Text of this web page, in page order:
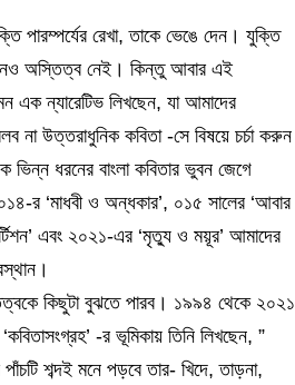
পারম্পর্যের রেখা, তাকে ভেঙে দেন। যুক্তি
অস্তিত্ব নেই। কিন্তু আবার এই
এক ন্যারেটিভ লিখছেন, যা আমাদের
উত্তরাধুনিক কবিতা -সে বিষয়ে চর্চা করুন
ভিন্ন ধরনের বাংলা কবিতার ভুবন জেগে
র ‘মাধবী ও অন্ধকার’, ০১৫ সালের ‘আবার
এবং ২০২১-এর ‘মৃত্যু ও ময়ূর’ আমাদের
কিছুটা বুঝতে পারব। ১৯৯৪ থেকে ২০২১
-র ভূমিকায় তিনি লিখছেন, ”
শব্দই মনে পড়বে তার- খিদে, তাড়না,